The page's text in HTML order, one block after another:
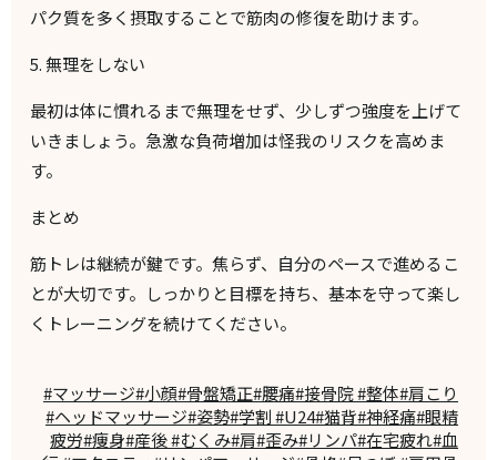
パク質を多く摂取することで筋肉の修復を助けます。
5.無理をしない
最初は体に慣れるまで無理をせず、少しずつ強度を上げて
いきましょう。急激な負荷増加は怪我のリスクを高めま
す。
まとめ
筋トレは継続が鍵です。焦らず、自分のペースで進めるこ
とが大切です。しっかりと目標を持ち、基本を守って楽し
くトレーニングを続けてください。
#マッサージ#小顔#骨盤矯正#腰痛#接骨院 #整体#肩こり
#ヘッドマッサージ#姿勢#学割 #U24#猫背#神経痛#眼精
疲労#痩身#産後 #むくみ#肩#歪み#リンパ#在宅疲れ#血